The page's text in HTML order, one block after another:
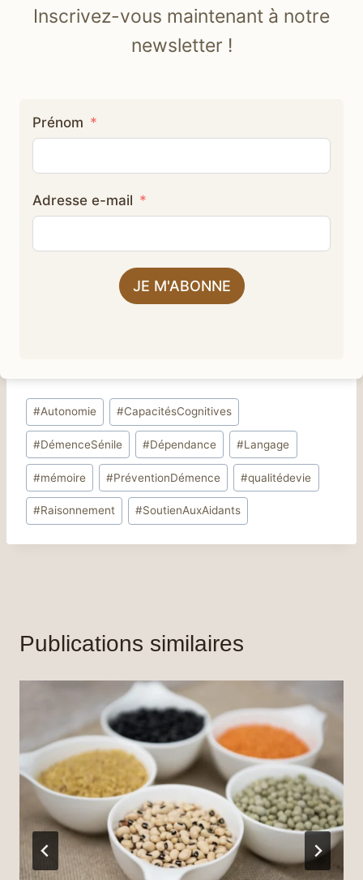
Inscrivez-vous maintenant à notre
newsletter !
Prénom
Adresse e-mail
JE M'ABONNE
Étiquettes
de
la
publication :
#Autonomie #CapacitésCognitives
#DémenceSénile #Dépendance #Langage
#mémoire #PréventionDémence #qualitédevie
#Raisonnement #SoutienAuxAidants
Publications similaires